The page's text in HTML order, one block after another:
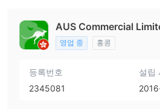
AUS Commercial
영업 중 홍콩
등록번호
2345081
설립